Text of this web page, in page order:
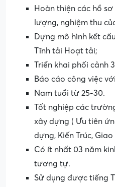
Hoàn thiện các hồ
lượng, nghiệm thu
Dựng mô hình kết
Tĩnh tải Hoạt tải;
Triển khai phối cảnh
Báo cáo công việc
Nam tuổi từ 25-30.
Tốt nghiệp các
xây dựng ( Ưu tiên
dựng, Kiến Trúc,
Có ít nhất 03 năm
tương tự.
Sử dụng được tiếng